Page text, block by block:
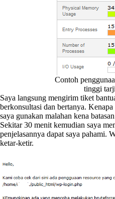
Contoh
tinggi
Saya langsung mengirim tiket
berkonsultasi dan bertanya. Kenapa
saya gunakan malahan kena
Sekitar 30 menit kemudian saya
penjelasannya dapat saya pahami.
ketar-ketir.